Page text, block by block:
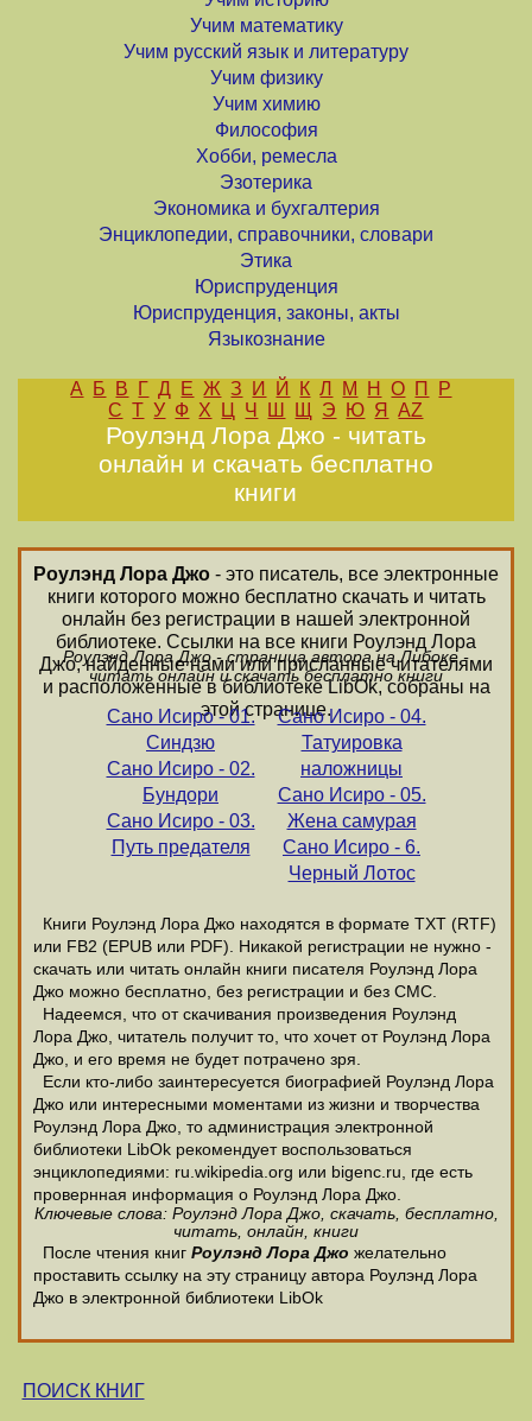
Учим математику
Учим русский язык и литературу
Учим физику
Учим химию
Философия
Хобби, ремесла
Эзотерика
Экономика и бухгалтерия
Энциклопедии, справочники, словари
Этика
Юриспруденция
Юриспруденция, законы, акты
Языкознание
А Б В Г Д Е Ж З И Й К Л М Н О П
Р
С Т У Ф Х Ц Ч Ш Щ Э Ю Я AZ
Роулэнд Лора Джо - читать
онлайн и скачать бесплатно
книги
Роулэнд Лора Джо - это писатель, все электронные
книги которого можно бесплатно скачать и читать
онлайн без регистрации в нашей электронной
библиотеке. Ссылки на все книги Роулэнд Лора
Джо, найденные нами или присланные читателями
и расположенные в библиотеке LibOk, собраны на
этой странице.
Роулэнд Лора Джо - страница автора на Либоке -
читать онлайн и скачать бесплатно книги
Сано Исиро - 01.
Синдзю
Сано Исиро - 02.
Бундори
Сано Исиро - 03.
Путь предателя
Сано Исиро - 04.
Татуировка
наложницы
Сано Исиро - 05.
Жена самурая
Сано Исиро - 6.
Черный Лотос
Книги Роулэнд Лора Джо находятся в формате ТХТ (RTF)
или FB2 (EPUB или PDF). Никакой регистрации не нужно -
скачать или читать онлайн книги писателя Роулэнд Лора
Джо можно бесплатно, без регистрации и без СМС.
Надеемся, что от скачивания произведения Роулэнд
Лора Джо, читатель получит то, что хочет от Роулэнд Лора
Джо, и его время не будет потрачено зря.
Если кто-либо заинтересуется биографией Роулэнд Лора
Джо или интересными моментами из жизни и творчества
Роулэнд Лора Джо, то администрация электронной
библиотеки LibOk рекомендует воспользоваться
энциклопедиями: ru.wikipedia.org или bigenc.ru, где есть
провернная информация о Роулэнд Лора Джо.
Ключевые слова: Роулэнд Лора Джо, скачать, бесплатно,
читать, онлайн, книги
После чтения книг Роулэнд Лора Джо желательно
проставить ссылку на эту страницу автора Роулэнд Лора
Джо в электронной библиотеки LibOk
ПОИСК КНИГ